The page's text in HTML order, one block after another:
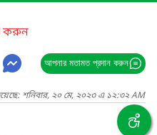
করুন
আপনার মতামত প্রদান করুন
শনিবার, ২০ মে, ২০২৩ এ ১২:৩২ AM